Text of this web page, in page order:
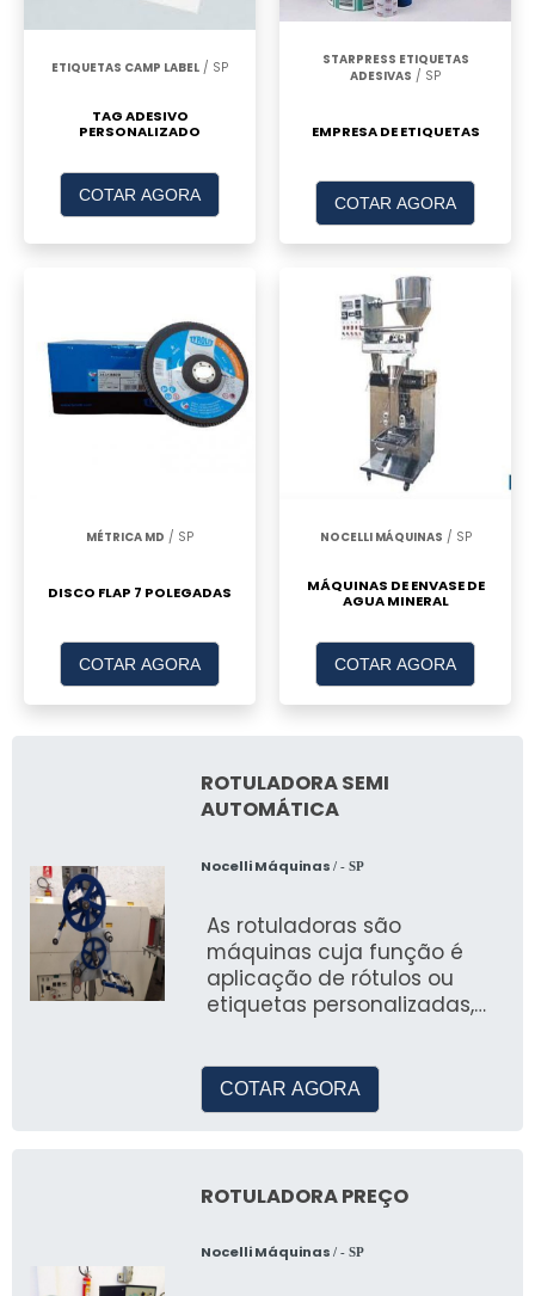
ETIQUETAS CAMP LABEL / SP
TAG ADESIVO
PERSONALIZADO
COTAR AGORA
STARPRESS ETIQUETAS
ADESIVAS / SP
EMPRESA DE ETIQUETAS
COTAR AGORA
MÉTRICA MD / SP
DISCO FLAP 7 POLEGADAS
COTAR AGORA
NOCELLI MÁQUINAS / SP
MÁQUINAS DE ENVASE DE
AGUA MINERAL
COTAR AGORA
ROTULADORA SEMI
AUTOMÁTICA
Nocelli Máquinas / - SP
As rotuladoras são
máquinas cuja função é
aplicação de rótulos ou
etiquetas personalizadas,
COTAR AGORA
ROTULADORA PREÇO
Nocelli Máquinas / - SP